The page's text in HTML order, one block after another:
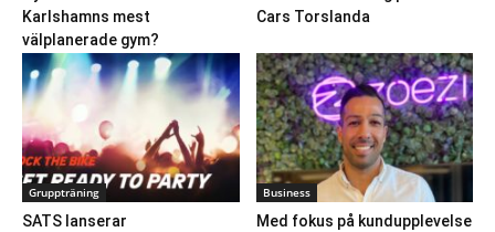
Karlshamns mest
välplanerade gym?
Cars Torslanda
Gruppträning
SATS lanserar
Business
Med fokus på kundupplevelse